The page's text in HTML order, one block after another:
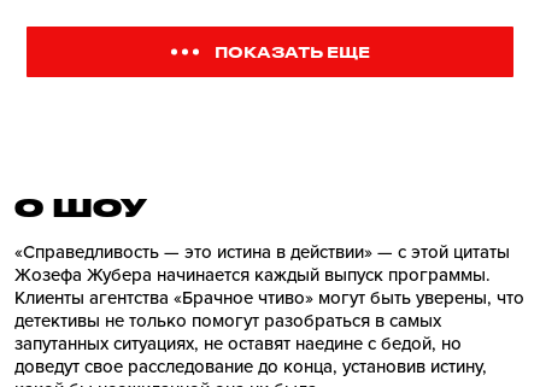
ПОКАЗАТЬ ЕЩЕ
О ШОУ
«Справедливость — это истина в действии» — с этой цитаты
Жозефа Жубера начинается каждый выпуск программы.
Клиенты агентства «Брачное чтиво» могут быть уверены, что
детективы не только помогут разобраться в самых
запутанных ситуациях, не оставят наедине с бедой, но
доведут свое расследование до конца, установив истину,